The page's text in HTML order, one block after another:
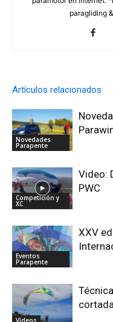
paragliding
Artículos relacionados
Novedades
Parapente
Competición y
XC
Video:
PWC
Eventos
Parapente
XXV
Vídeos
cortada